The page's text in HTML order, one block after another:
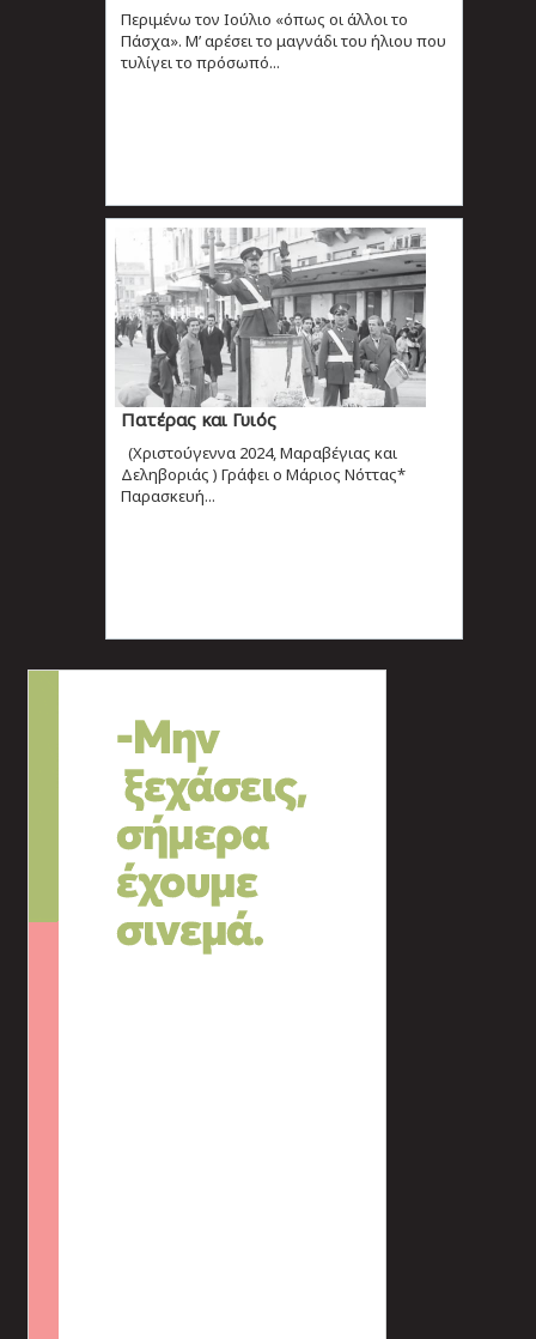
Περιμένω τον Ιούλιο «όπως οι άλλοι το
Πάσχα». Μ’ αρέσει το μαγνάδι του ήλιου που
τυλίγει το πρόσωπό...
Πατέρας και Γυιός
(Χριστούγεννα 2024, Μαραβέγιας και
Δεληβοριάς ) Γράφει ο Μάριος Νόττας*
Παρασκευή...